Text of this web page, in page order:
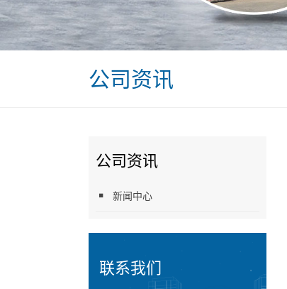
公司资讯
公司资讯
新闻中心
联系我们